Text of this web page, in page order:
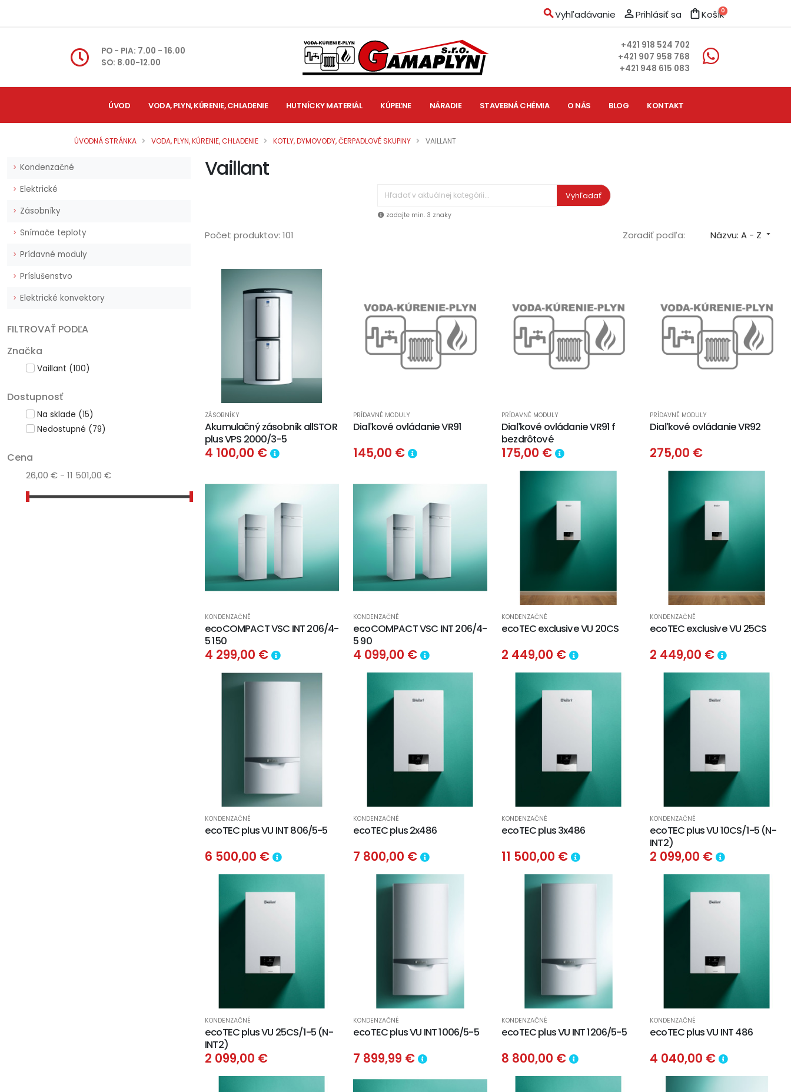
searchVyhľadávanie person_outlinePrihlásiť sa shopping_bagKošík0
PO - PIA: 7.00 - 16.00
SO: 8.00-12.00
+421 918 524 702
+421 907 958 768
+421 948 615 083
ÚVOD VODA, PLYN, KÚRENIE, CHLADENIE HUTNÍCKY MATERIÁL KÚPEĽNE NÁRADIE STAVEBNÁ CHÉMIA O NÁS BLOG KONTAKT
ÚVODNÁ STRÁNKA VODA, PLYN, KÚRENIE, CHLADENIE KOTLY, DYMOVODY, ČERPADLOVÉ SKUPINY VAILLANT
Kondenzačné
Elektrické
Zásobníky
Snímače teploty
Prídavné moduly
Príslušenstvo
Elektrické konvektory
FILTROVAŤ PODĽA
Značka
Vaillant (100)
Dostupnosť
Na sklade (15)
Nedostupné (79)
Cena
26,00 € - 11 501,00 €
Vaillant
Vyhľadať
zadajte min. 3 znaky
Počet produktov: 101 Zoradiť podľa: Názvu: A - Z 
ZÁSOBNÍKY
Akumulačný zásobník allSTOR
plus VPS 2000/3-5
4 100,00 €
PRÍDAVNÉ MODULY
Diaľkové ovládanie VR91
145,00 €
PRÍDAVNÉ MODULY
Diaľkové ovládanie VR91 f
bezdrôtové
175,00 €
PRÍDAVNÉ MODULY
Diaľkové ovládanie VR92
275,00 €
KONDENZAČNÉ
ecoCOMPACT VSC INT 206/4-
5 150
4 299,00 €
KONDENZAČNÉ
ecoCOMPACT VSC INT 206/4-
5 90
4 099,00 €
KONDENZAČNÉ
ecoTEC exclusive VU 20CS
2 449,00 €
KONDENZAČNÉ
ecoTEC exclusive VU 25CS
2 449,00 €
KONDENZAČNÉ
ecoTEC plus VU INT 806/5-5
6 500,00 €
KONDENZAČNÉ
ecoTEC plus 2x486
7 800,00 €
KONDENZAČNÉ
ecoTEC plus 3x486
11 500,00 €
KONDENZAČNÉ
ecoTEC plus VU 10CS/1-5 (N-
INT2)
2 099,00 €
KONDENZAČNÉ
ecoTEC plus VU 25CS/1-5 (N-
INT2)
2 099,00 €
KONDENZAČNÉ
ecoTEC plus VU INT 1006/5-5
7 899,99 €
KONDENZAČNÉ
ecoTEC plus VU INT 1206/5-5
8 800,00 €
KONDENZAČNÉ
ecoTEC plus VU INT 486
4 040,00 €